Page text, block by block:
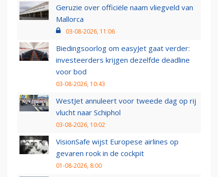
Geruzie over officiële naam vliegveld van
Mallorca
03-08-2026, 11:06
Biedingsoorlog om easyJet gaat verder:
investeerders krijgen dezelfde deadline
voor bod
03-08-2026, 10:43
WestJet annuleert voor tweede dag op rij
vlucht naar Schiphol
03-08-2026, 10:02
VisionSafe wijst Europese airlines op
gevaren rook in de cockpit
01-08-2026, 8:00